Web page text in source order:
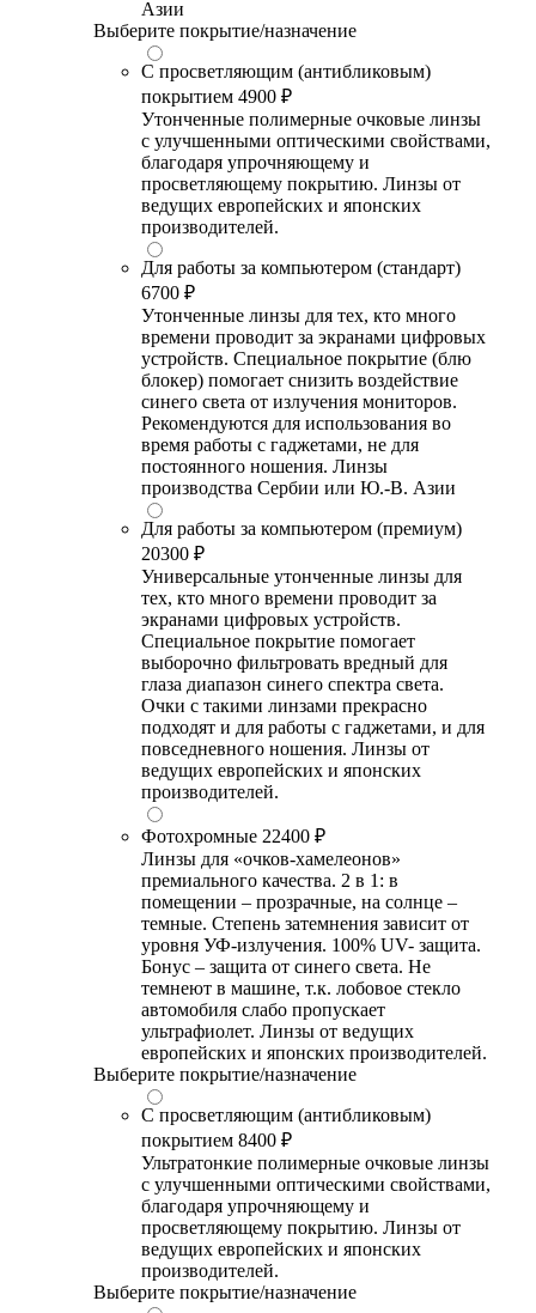
Азии
Выберите покрытие/назначение
С просветляющим (антибликовым)
покрытием 4900 ₽
Утонченные полимерные очковые линзы
с улучшенными оптическими свойствами,
благодаря упрочняющему и
просветляющему покрытию. Линзы от
ведущих европейских и японских
производителей.
Для работы за компьютером (стандарт)
6700 ₽
Утонченные линзы для тех, кто много
времени проводит за экранами цифровых
устройств. Специальное покрытие (блю
блокер) помогает снизить воздействие
синего света от излучения мониторов.
Рекомендуются для использования во
время работы с гаджетами, не для
постоянного ношения. Линзы
производства Сербии или Ю.-В. Азии
Для работы за компьютером (премиум)
20300 ₽
Универсальные утонченные линзы для
тех, кто много времени проводит за
экранами цифровых устройств.
Специальное покрытие помогает
выборочно фильтровать вредный для
глаза диапазон синего спектра света.
Очки с такими линзами прекрасно
подходят и для работы с гаджетами, и для
повседневного ношения. Линзы от
ведущих европейских и японских
производителей.
Фотохромные 22400 ₽
Линзы для «очков-хамелеонов»
премиального качества. 2 в 1: в
помещении – прозрачные, на солнце –
темные. Степень затемнения зависит от
уровня УФ-излучения. 100% UV- защита.
Бонус – защита от синего света. Не
темнеют в машине, т.к. лобовое стекло
автомобиля слабо пропускает
ультрафиолет. Линзы от ведущих
европейских и японских производителей.
Выберите покрытие/назначение
С просветляющим (антибликовым)
покрытием 8400 ₽
Ультратонкие полимерные очковые линзы
с улучшенными оптическими свойствами,
благодаря упрочняющему и
просветляющему покрытию. Линзы от
ведущих европейских и японских
производителей.
Выберите покрытие/назначение